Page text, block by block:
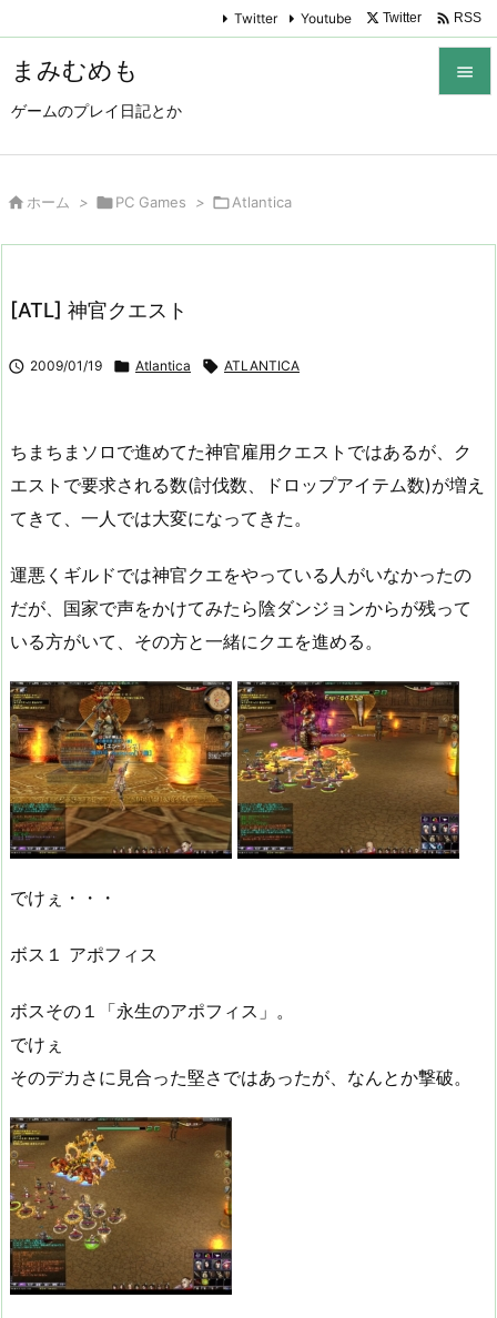
まみむめも
ゲームのプレイ日記とか

Twitter Youtube Twitter  RSS
 ホーム > PC Games > Atlantica
[ATL] 神官クエスト
 2009/01/19  Atlantica  ATLANTICA
ちまちまソロで進めてた神官雇用クエストではあるが、ク
エストで要求される数(討伐数、ドロップアイテム数)が増え
てきて、一人では大変になってきた。
運悪くギルドでは神官クエをやっている人がいなかったの
だが、国家で声をかけてみたら陰ダンジョンからが残って
いる方がいて、その方と一緒にクエを進める。
でけぇ・・・
ボス１ アポフィス
ボスその１「永生のアポフィス」。
でけぇ
そのデカさに見合った堅さではあったが、なんとか撃破。